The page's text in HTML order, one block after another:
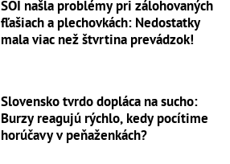
SOI našla problémy pri zálohovaných
fľašiach a plechovkách: Nedostatky
mala viac než štvrtina prevádzok!
Slovensko tvrdo dopláca na sucho:
Burzy reagujú rýchlo, kedy pocítime
horúčavy v peňaženkách?